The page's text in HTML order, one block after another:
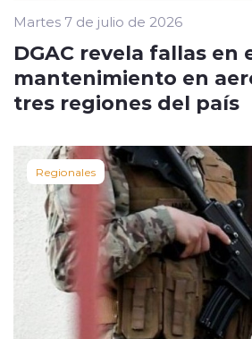
Martes 7 de julio de 2026
DGAC revela fallas en
mantenimiento en
tres regiones del país
Regionales